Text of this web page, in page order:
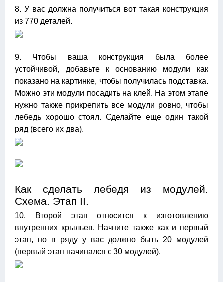
8. У вас должна получиться вот такая конструкция
из 770 деталей.
9. Чтобы ваша конструкция была более
устойчивой, добавьте к основанию модули как
показано на картинке, чтобы получилась подставка.
Можно эти модули посадить на клей. На этом этапе
нужно также прикрепить все модули ровно, чтобы
лебедь хорошо стоял. Сделайте еще один такой
ряд (всего их два).
Как сделать лебедя из модулей.
Схема. Этап II.
10. Второй этап относится к изготовлению
внутренних крыльев. Начните также как и первый
этап, но в ряду у вас должно быть 20 модулей
(первый этап начинался с 30 модулей).